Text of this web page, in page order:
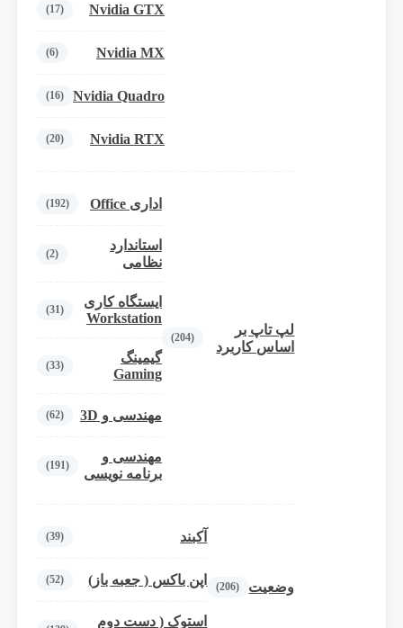
Nvidia GTX
(17)
Nvidia MX
(6)
Nvidia Quadro
(16)
Nvidia RTX
(20)
لپ تاپ بر
اساس کاربرد
(204)
اداری Office (192)
استاندارد
نظامی
(2)
ایستگاه کاری
Workstation
(31)
گیمینگ
Gaming
(33)
مهندسی و 3D (62)
مهندسی و
برنامه نویسی
(191)
وضعیت (206)
آکبند (39)
اپن باکس ( جعبه باز) (52)
استوک ( دست دوم